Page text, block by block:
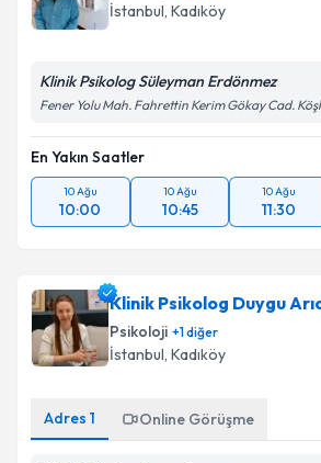
İstanbul, Kadıköy
Klinik Psikolog Süleyman Erdönmez
Fener Yolu Mah. Fahrettin Kerim Gökay Cad.
En Yakın Saatler
10 Ağu
10:00
10 Ağu
10:45
10 Ağu
11:30
Klinik Psikolog Duygu
Psikoloji +1diğer
İstanbul, Kadıköy
Adres 1 Online Görüşme